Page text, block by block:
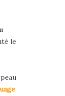
le